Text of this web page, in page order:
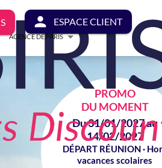
ESPACE CLIENT
AGENCE DE PARIS
PROMO
DU MOMENT
Du 31/01/2027 au
14/02/2027
DÉPART RÉUNION ·
vacances scolaires